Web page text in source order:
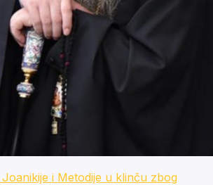
Joanikije i Metodije u klinču zbog